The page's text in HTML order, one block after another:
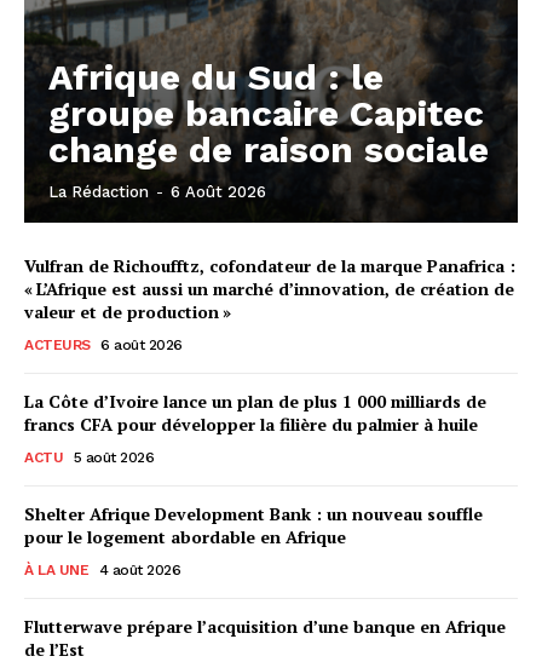
Afrique du Sud : le
groupe bancaire Capitec
change de raison sociale
La Rédaction - 6 Août 2026
Vulfran de Richoufftz, cofondateur de la marque Panafrica :
« L’Afrique est aussi un marché d’innovation, de création de
valeur et de production »
ACTEURS 6 août 2026
La Côte d’Ivoire lance un plan de plus 1 000 milliards de
francs CFA pour développer la filière du palmier à huile
ACTU 5 août 2026
Shelter Afrique Development Bank : un nouveau souffle
pour le logement abordable en Afrique
À LA UNE 4 août 2026
Flutterwave prépare l’acquisition d’une banque en Afrique
de l’Est